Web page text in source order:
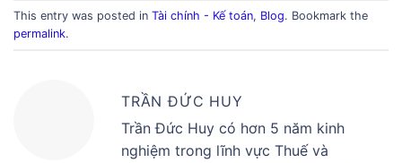
This entry was posted in Tài chính - Kế toán, Blog. Bookmark the
permalink.
TRẦN ĐỨC HUY
Trần Đức Huy có hơn 5 năm kinh
nghiệm trong lĩnh vực Thuế và